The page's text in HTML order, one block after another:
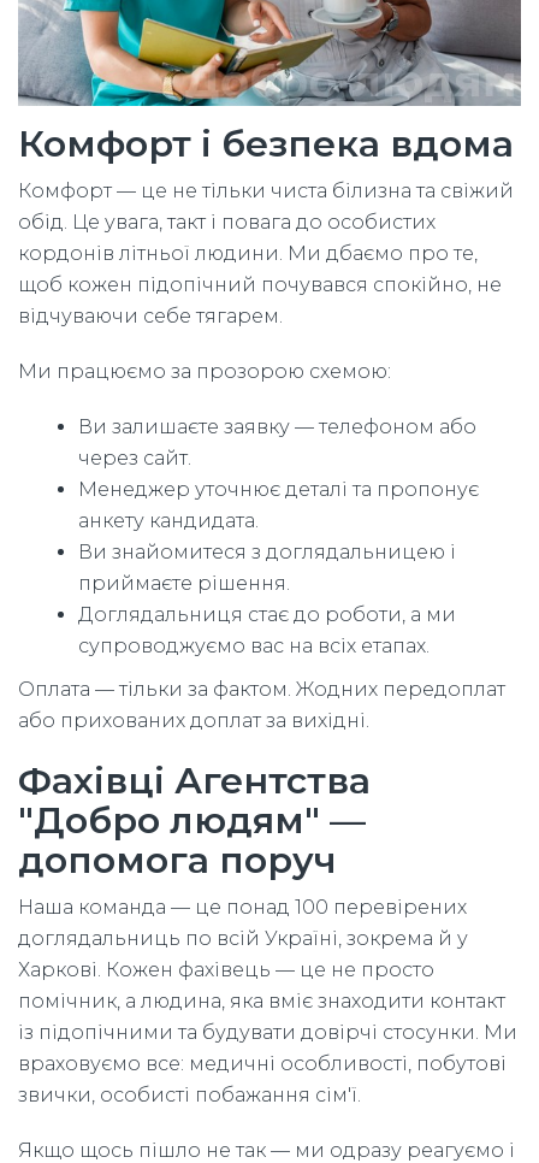
Комфорт і безпека вдома
Комфорт — це не тільки чиста білизна та свіжий
обід. Це увага, такт і повага до особистих
кордонів літньої людини. Ми дбаємо про те,
щоб кожен підопічний почувався спокійно, не
відчуваючи себе тягарем.
Ми працюємо за прозорою схемою:
Ви залишаєте заявку — телефоном або
через сайт.
Менеджер уточнює деталі та пропонує
анкету кандидата.
Ви знайомитеся з доглядальницею і
приймаєте рішення.
Доглядальниця стає до роботи, а ми
супроводжуємо вас на всіх етапах.
Оплата — тільки за фактом. Жодних передоплат
або прихованих доплат за вихідні.
Фахівці Агентства
"Добро людям" —
допомога поруч
Наша команда — це понад 100 перевірених
доглядальниць по всій Україні, зокрема й у
Харкові. Кожен фахівець — це не просто
помічник, а людина, яка вміє знаходити контакт
із підопічними та будувати довірчі стосунки. Ми
враховуємо все: медичні особливості, побутові
звички, особисті побажання сім'ї.
Якщо щось пішло не так — ми одразу реагуємо і